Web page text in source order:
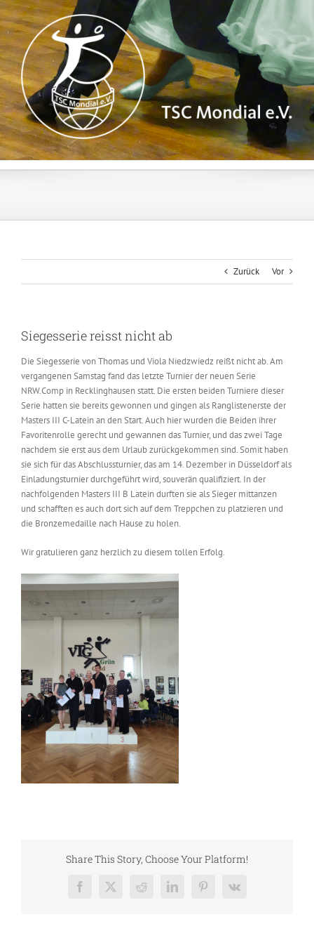
Zum
Inhalt
springen
Zurück Vor
Siegesserie reisst nicht ab
Die Siegesserie von Thomas und Viola Niedzwiedz reißt nicht ab. Am
vergangenen Samstag fand das letzte Turnier der neuen Serie
NRW.Comp in Recklinghausen statt. Die ersten beiden Turniere dieser
Serie hatten sie bereits gewonnen und gingen als Ranglistenerste der
Masters III C-Latein an den Start. Auch hier wurden die Beiden ihrer
Favoritenrolle gerecht und gewannen das Turnier, und das zwei Tage
nachdem sie erst aus dem Urlaub zurückgekommen sind. Somit haben
sie sich für das Abschlussturnier, das am 14. Dezember in Düsseldorf als
Einladungsturnier durchgeführt wird, souverän qualifiziert. In der
nachfolgenden Masters III B Latein durften sie als Sieger mittanzen
und schafften es auch dort sich auf dem Treppchen zu platzieren und
die Bronzemedaille nach Hause zu holen.
Wir gratulieren ganz herzlich zu diesem tollen Erfolg.
Share This Story, Choose Your Platform!
Facebook
X RedditLinkedInPinterest
Vk